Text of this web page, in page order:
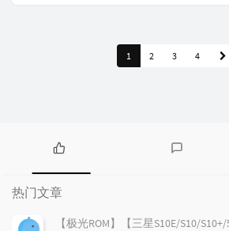
1 2 3 4
热
门
文
章
论
热门文章
【极光ROM】【三星S10E/S10/